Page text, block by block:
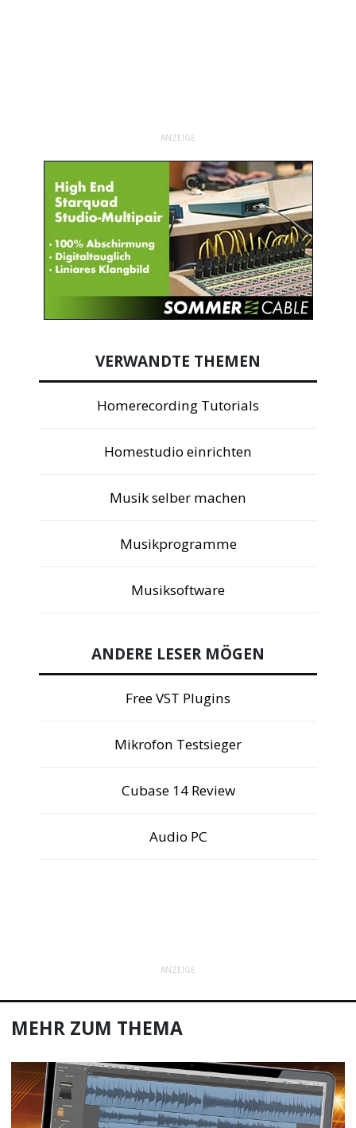
ANZEIGE
VERWANDTE THEMEN
Homerecording Tutorials
Homestudio einrichten
Musik selber machen
Musikprogramme
Musiksoftware
ANDERE LESER MÖGEN
Free VST Plugins
Mikrofon Testsieger
Cubase 14 Review
Audio PC
ANZEIGE
MEHR ZUM THEMA